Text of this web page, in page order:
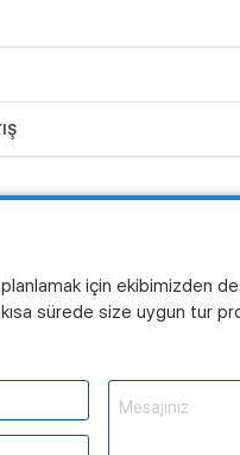
planlamak için ekibimizden
sürede size uygun tur